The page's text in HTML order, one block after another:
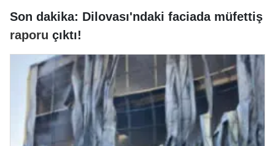
Son dakika: Dilovası'ndaki faciada müfettiş
raporu çıktı!